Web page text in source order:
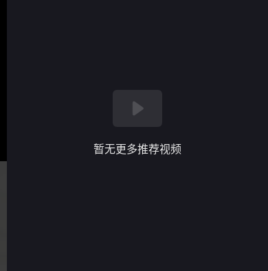
暂无更多推荐视频